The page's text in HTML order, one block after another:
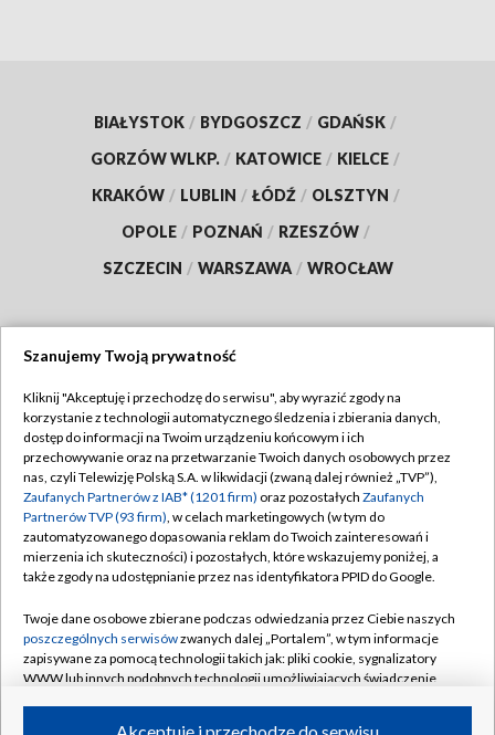
BIAŁYSTOK / BYDGOSZCZ / GDAŃSK /
GORZÓW WLKP. / KATOWICE / KIELCE /
KRAKÓW / LUBLIN / ŁÓDŹ / OLSZTYN /
OPOLE / POZNAŃ / RZESZÓW /
SZCZECIN / WARSZAWA / WROCŁAW
TVP
Abonament TVP
Emisja w TVP
Centrum informacji TVP
Naziemna Telewizja Cyfrowa
Rada Programowa
System NOS
Informacje o nadawcy
Regulamin TVP
Polityka prywatności
Moje zgody
Pomoc
Kontakt
Kanały
Szanujemy Twoją prywatność
Kliknij "Akceptuję i przechodzę do serwisu", aby wyrazić zgody na
korzystanie z technologii automatycznego śledzenia i zbierania danych,
dostęp do informacji na Twoim urządzeniu końcowym i ich
przechowywanie oraz na przetwarzanie Twoich danych osobowych przez
nas, czyli Telewizję Polską S.A. w likwidacji (zwaną dalej również „TVP”),
Zaufanych Partnerów z IAB* (1201 firm) oraz pozostałych Zaufanych
Partnerów TVP (93 firm), w celach marketingowych (w tym do
zautomatyzowanego dopasowania reklam do Twoich zainteresowań i
mierzenia ich skuteczności) i pozostałych, które wskazujemy poniżej, a
także zgody na udostępnianie przez nas identyfikatora PPID do Google.
Twoje dane osobowe zbierane podczas odwiedzania przez Ciebie naszych
poszczególnych serwisówzwanych dalej „Portalem”, w tym informacje
zapisywane za pomocą technologii takich jak: pliki cookie, sygnalizatory
WWW lub innych podobnych technologii umożliwiających świadczenie